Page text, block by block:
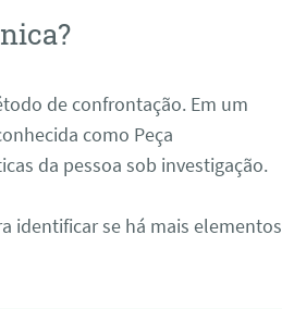
de confrontação. Em um
como Peça
da pessoa sob investigação.
identificar se há mais elementos